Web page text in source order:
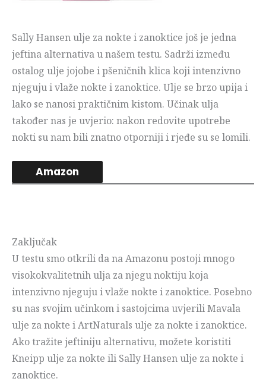
Sally Hansen ulje za nokte i zanoktice još je jedna
jeftina alternativa u našem testu. Sadrži između
ostalog ulje jojobe i pšeničnih klica koji intenzivno
njeguju i vlaže nokte i zanoktice. Ulje se brzo upija i
lako se nanosi praktičnim kistom. Učinak ulja
također nas je uvjerio: nakon redovite upotrebe
nokti su nam bili znatno otporniji i rjeđe su se lomili.
Amazon
Zaključak
U testu smo otkrili da na Amazonu postoji mnogo
visokokvalitetnih ulja za njegu noktiju koja
intenzivno njeguju i vlaže nokte i zanoktice. Posebno
su nas svojim učinkom i sastojcima uvjerili Mavala
ulje za nokte i ArtNaturals ulje za nokte i zanoktice.
Ako tražite jeftiniju alternativu, možete koristiti
Kneipp ulje za nokte ili Sally Hansen ulje za nokte i
zanoktice.